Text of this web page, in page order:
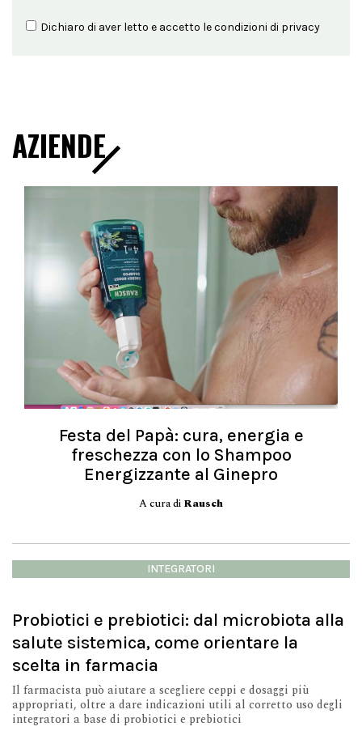
Dichiaro di aver letto e accetto le condizioni di privacy
AZIENDE
Festa del Papà: cura, energia e
freschezza con lo Shampoo
Energizzante al Ginepro
A cura di Rausch
INTEGRATORI
Probiotici e prebiotici: dal microbiota alla
salute sistemica, come orientare la
scelta in farmacia
Il farmacista può aiutare a scegliere ceppi e dosaggi più
appropriati, oltre a dare indicazioni utili al corretto uso degli
integratori a base di probiotici e prebiotici